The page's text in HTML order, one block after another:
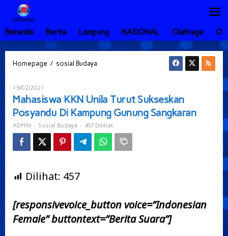
Lewati
konten
Beranda
Berita Lampung NASIONAL Olahraga
Homepage / sosial Budaya
Sukseskan
Posyandu
Kampung
Gunung
Sangkaran
19/02/2021
ADMIN
Mahasiswa KKN Unila Turut Sukseskan
Posyandu Di Kampung Gunung Sangkaran
ADMIN - Sosial Budaya - 457 Dilihat
Dilihat: 457
[responsivevoice_button voice=”Indonesian
Female” buttontext=”Berita Suara”]